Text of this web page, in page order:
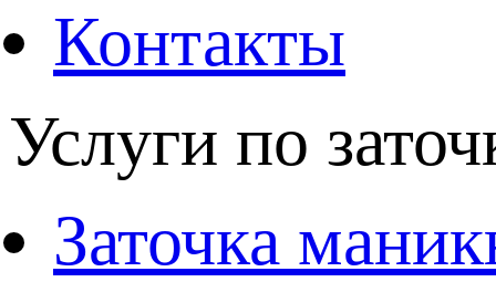
Контакты
Услуги по
Заточка